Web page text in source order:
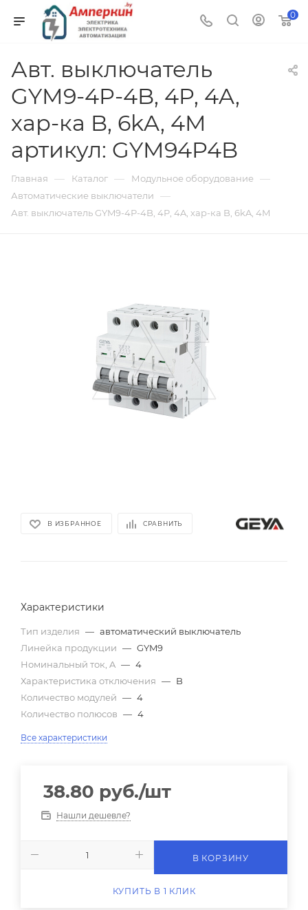
0
Авт. выключатель
GYM9-4P-4B, 4P, 4A,
хар-ка B, 6kA, 4M
артикул: GYM94P4B
Главная — Каталог — Модульное оборудование —
Автоматические выключатели —
Авт. выключатель GYM9-4P-4B, 4P, 4A, хар-ка B, 6kA, 4M
В ИЗБРАННОЕ СРАВНИТЬ
Характеристики
Тип изделия — автоматический выключатель
Линейка продукции — GYM9
Номинальный ток, A — 4
Характеристика отключения — B
Количество модулей — 4
Количество полюсов — 4
Все характеристики
38.80 руб./шт
Нашли дешевле?
В КОРЗИНУ
КУПИТЬ В 1 КЛИК